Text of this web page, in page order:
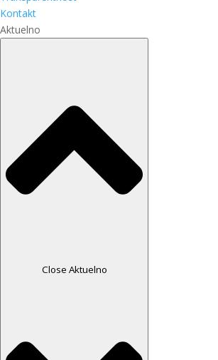
Kontakt
Aktuelno
Close Aktuelno